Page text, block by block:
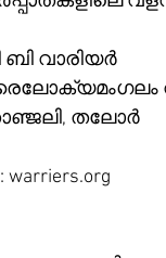
ബി വാരിയർ
തലോർ
warriers.org